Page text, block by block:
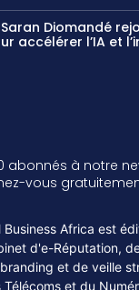
Saran Diomandé
accélérer l’IA et
abonnés à notre
vous
Africa est
d'e-Réputation,
et de veille
et du